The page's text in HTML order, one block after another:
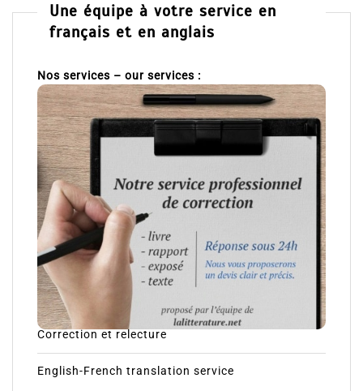
Une équipe à votre service en
français et en anglais
Nos services – our services :
Correction et relecture
English-French translation service